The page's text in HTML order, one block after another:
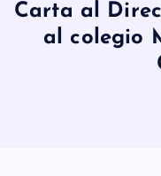
Carta al
al colegio